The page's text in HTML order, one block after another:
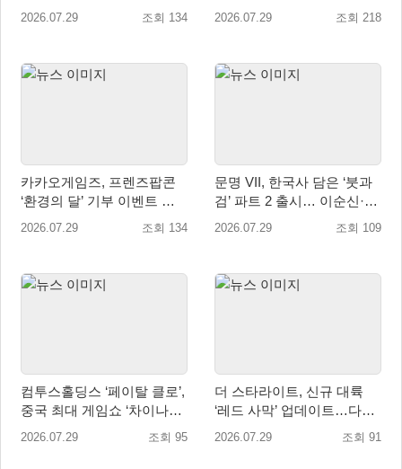
‘일로이’ 등장
2026.07.29 조회 134
시
2026.07.29 조회 218
카카오게임즈, 프렌즈팝콘
‘환경의 달’ 기부 이벤트 성
료…수달 서식지 보전 위해
2026.07.29 조회 134
문명 VII, 한국사 담은 ‘붓과
검’ 파트 2 출시… 이순신·고
려·조선 추가
2026.07.29 조회 109
컴투스홀딩스 ‘페이탈 클로’,
중국 최대 게임쇼 ‘차이나조
이 2026’ 참가
2026.07.29 조회 95
더 스타라이트, 신규 대륙
‘레드 사막’ 업데이트…다섯
번째 대륙 개방
2026.07.29 조회 91